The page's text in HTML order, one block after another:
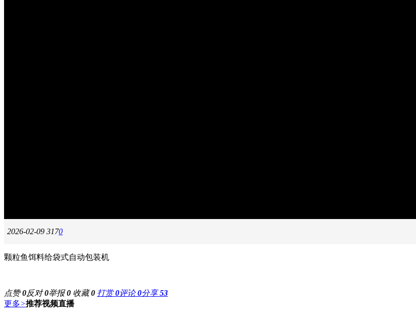
2026-02-09 3170
颗粒鱼饵料给袋式自动包装机
点赞0反对0举报0 收藏0 打赏0评论0分享53
更多>推荐视频直播